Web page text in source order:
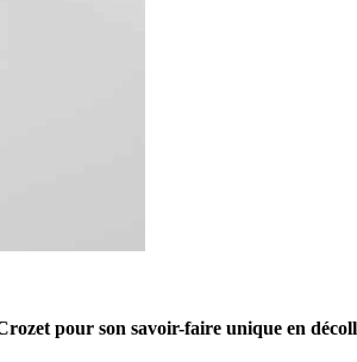
pour son savoir-faire unique en